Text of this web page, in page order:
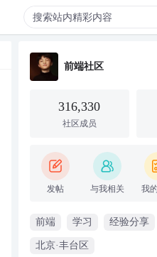
前端社区
316,330
社区成员
发帖 与我相关 我
前端 学习 经验分享
北京·丰台区